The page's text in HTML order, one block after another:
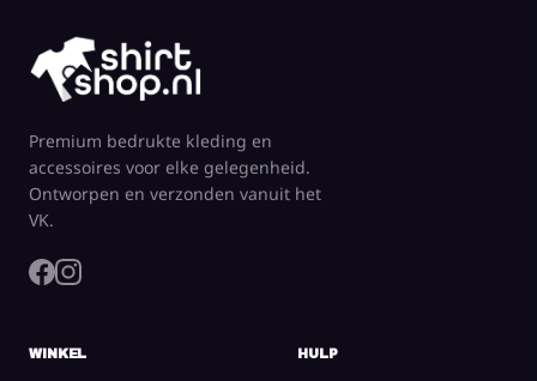
Premium bedrukte kleding en
accessoires voor elke gelegenheid.
Ontworpen en verzonden vanuit het
VK.
WINKEL HULP